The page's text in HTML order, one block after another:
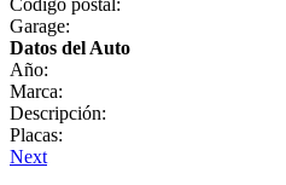
Garage:
Datos del Auto
Año:
Marca:
Descripción:
Placas:
Next